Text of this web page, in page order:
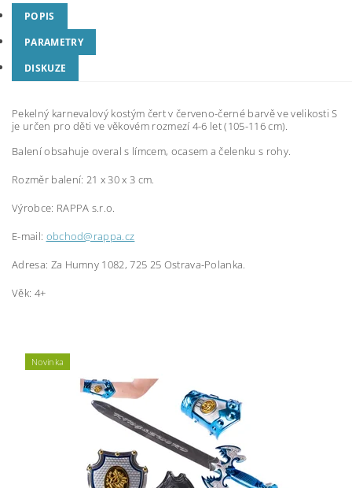
POPIS
PARAMETRY
DISKUZE
Pekelný karnevalový kostým čert v červeno-černé barvě ve velikosti S
je určen pro děti ve věkovém rozmezí 4-6 let (105-116 cm).
Balení obsahuje overal s límcem, ocasem a čelenku s rohy.
Rozměr balení: 21 x 30 x 3 cm.
Výrobce: RAPPA s.r.o.
E-mail: obchod@rappa.cz
Adresa: Za Humny 1082, 725 25 Ostrava-Polanka.
Věk: 4+
Novinka